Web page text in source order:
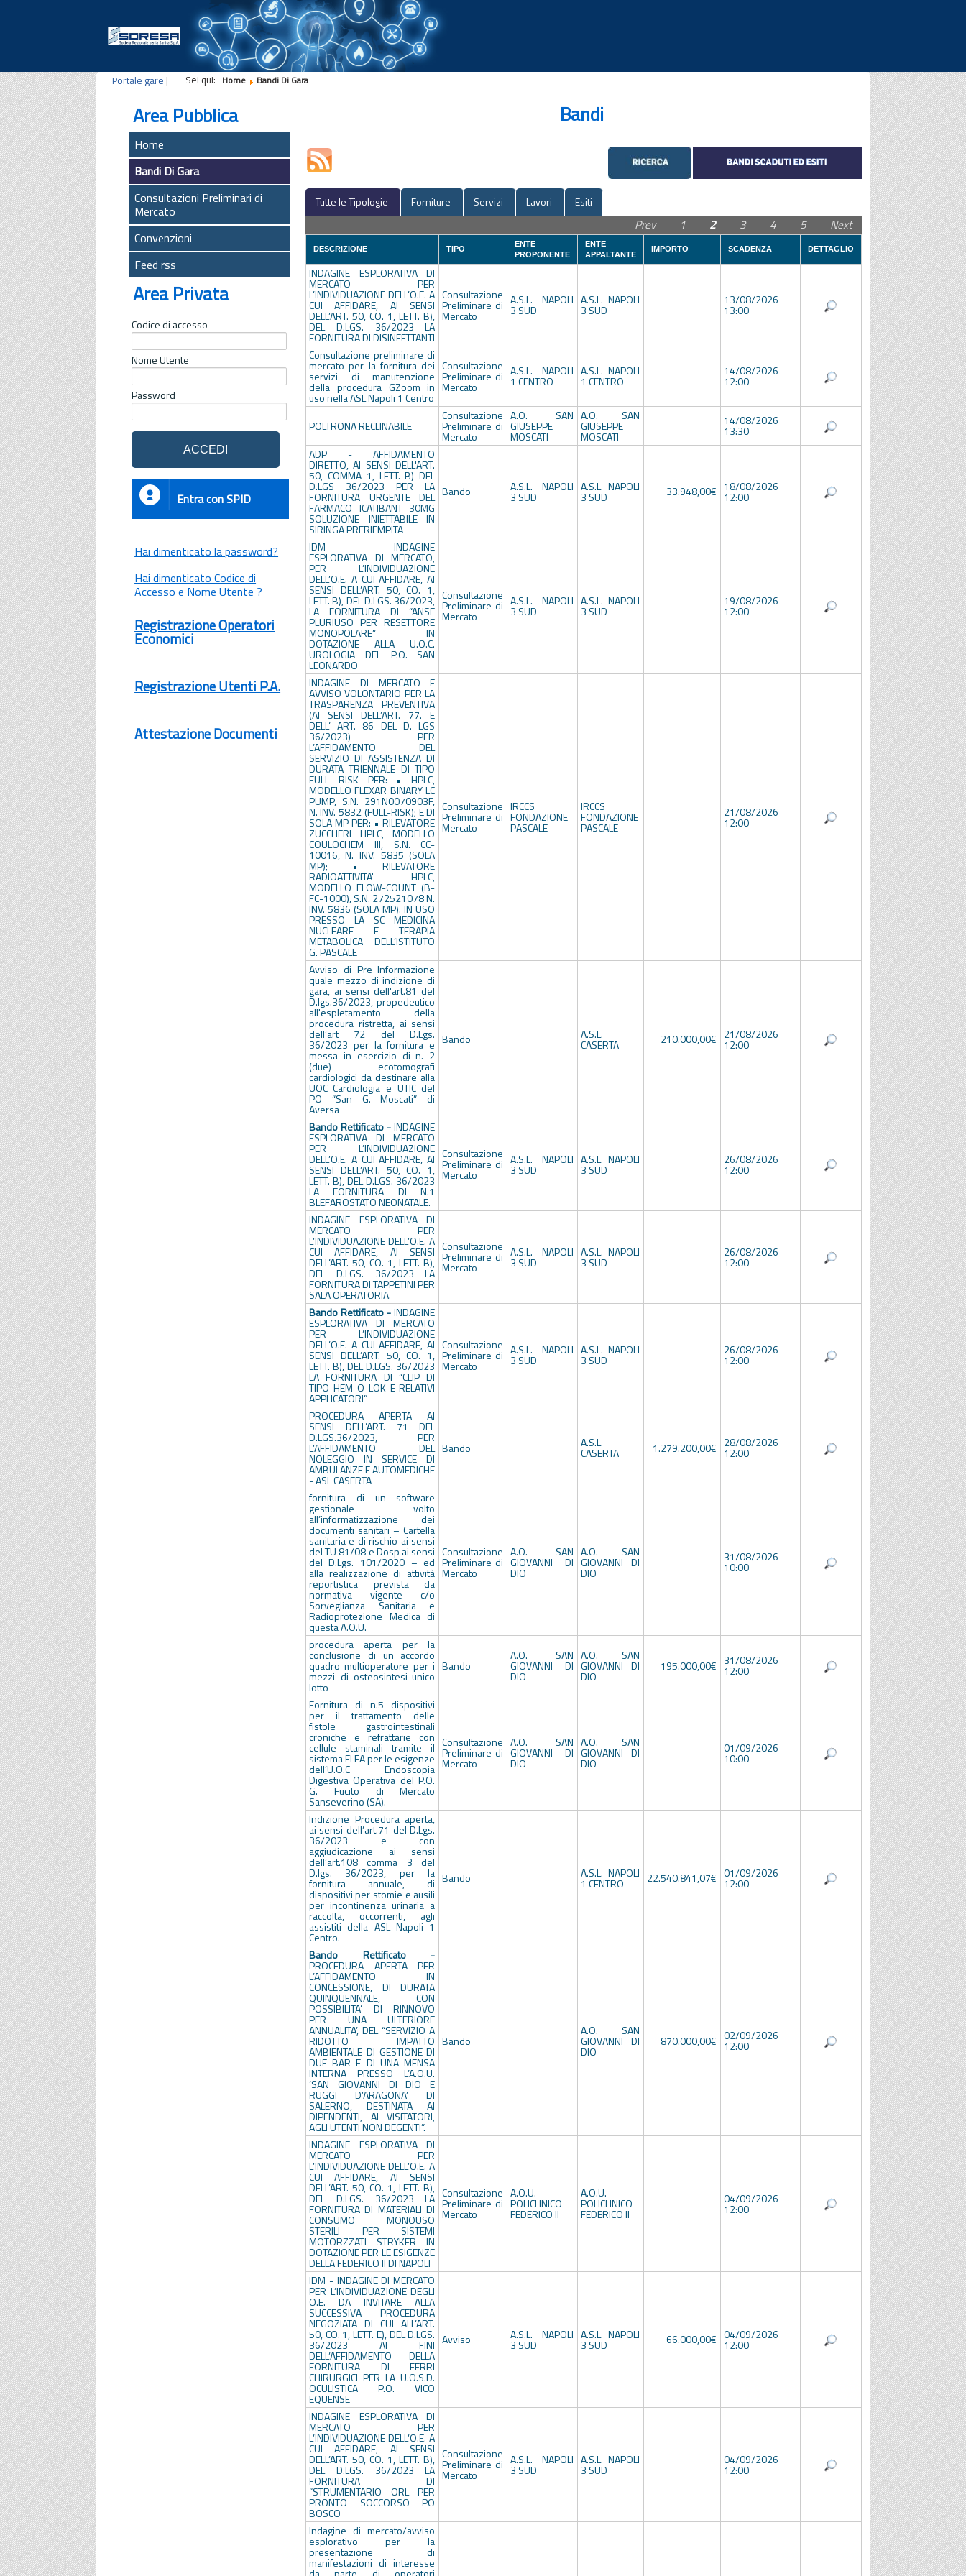
Portale gare | Sei qui: Home Bandi Di Gara
Area Pubblica
Home
Bandi Di Gara
Consultazioni Preliminari di
Mercato
Convenzioni
Feed rss
Area Privata
Codice di accesso
Nome Utente
Password
Entra con SPID
Hai dimenticato la password?
Hai dimenticato Codice di
Accesso e Nome Utente ?
Registrazione Operatori
Economici
Registrazione Utenti P.A.
Attestazione Documenti
Bandi
Tutte le Tipologie Forniture Servizi Lavori Esiti
Prev 1 2 3 4 5 Next
DESCRIZIONE TIPO
ENTE
PROPONENTE
ENTE
APPALTANTE
IMPORTO SCADENZA DETTAGLIO
INDAGINE ESPLORATIVA DI
MERCATO PER
L’INDIVIDUAZIONE DELL’O.E. A
CUI AFFIDARE, AI SENSI
DELL’ART. 50, CO. 1, LETT. B),
DEL D.LGS. 36/2023 LA
FORNITURA DI DISINFETTANTI
Consultazione
Preliminare di
Mercato
A.S.L. NAPOLI
3 SUD
A.S.L. NAPOLI
3 SUD
13/08/2026
13:00
Consultazione preliminare di
mercato per la fornitura dei
servizi di manutenzione
della procedura GZoom in
uso nella ASL Napoli 1 Centro
Consultazione
Preliminare di
Mercato
A.S.L. NAPOLI
1 CENTRO
A.S.L. NAPOLI
1 CENTRO
14/08/2026
12:00
POLTRONA RECLINABILE
Consultazione
Preliminare di
Mercato
A.O. SAN
GIUSEPPE
MOSCATI
A.O. SAN
GIUSEPPE
MOSCATI
14/08/2026
13:30
ADP - AFFIDAMENTO
DIRETTO, AI SENSI DELL'ART.
50, COMMA 1, LETT. B) DEL
D.LGS 36/2023 PER LA
FORNITURA URGENTE DEL
FARMACO ICATIBANT 30MG
SOLUZIONE INIETTABILE IN
SIRINGA PRERIEMPITA
Bando A.S.L. NAPOLI
3 SUD
A.S.L. NAPOLI
3 SUD 33.948,00€ 18/08/2026
12:00
IDM - INDAGINE
ESPLORATIVA DI MERCATO,
PER L’INDIVIDUAZIONE
DELL’O.E. A CUI AFFIDARE, AI
SENSI DELL’ART. 50, CO. 1,
LETT. B), DEL D.LGS. 36/2023,
LA FORNITURA DI “ANSE
PLURIUSO PER RESETTORE
MONOPOLARE” IN
DOTAZIONE ALLA U.O.C.
UROLOGIA DEL P.O. SAN
LEONARDO
Consultazione
Preliminare di
Mercato
A.S.L. NAPOLI
3 SUD
A.S.L. NAPOLI
3 SUD
19/08/2026
12:00
INDAGINE DI MERCATO E
AVVISO VOLONTARIO PER LA
TRASPARENZA PREVENTIVA
(AI SENSI DELL’ART. 77. E
DELL’ ART. 86 DEL D. LGS
36/2023) PER
L’AFFIDAMENTO DEL
SERVIZIO DI ASSISTENZA DI
DURATA TRIENNALE DI TIPO
FULL RISK PER: • HPLC,
MODELLO FLEXAR BINARY LC
PUMP, S.N. 291N0070903F,
N. INV. 5832 (FULL-RISK); E DI
SOLA MP PER: • RILEVATORE
ZUCCHERI HPLC, MODELLO
COULOCHEM III, S.N. CC-
10016, N. INV. 5835 (SOLA
MP); • RILEVATORE
RADIOATTIVITA' HPLC,
MODELLO FLOW-COUNT (B-
FC-1000), S.N. 272521078 N.
INV. 5836 (SOLA MP). IN USO
PRESSO LA SC MEDICINA
NUCLEARE E TERAPIA
METABOLICA DELL’ISTITUTO
G. PASCALE
Consultazione
Preliminare di
Mercato
IRCCS
FONDAZIONE
PASCALE
IRCCS
FONDAZIONE
PASCALE
21/08/2026
12:00
Avviso di Pre Informazione
quale mezzo di indizione di
gara, ai sensi dell'art.81 del
D.lgs.36/2023, propedeutico
all'espletamento della
procedura ristretta, ai sensi
dell’art 72 del D.Lgs.
36/2023 per la fornitura e
messa in esercizio di n. 2
(due) ecotomografi
cardiologici da destinare alla
UOC Cardiologia e UTIC del
PO “San G. Moscati” di
Aversa
Bando A.S.L.
CASERTA 210.000,00€ 21/08/2026
12:00
Bando Rettificato -INDAGINE
ESPLORATIVA DI MERCATO
PER L’INDIVIDUAZIONE
DELL’O.E. A CUI AFFIDARE, AI
SENSI DELL’ART. 50, CO. 1,
LETT. B), DEL D.LGS. 36/2023
LA FORNITURA DI N.1
BLEFAROSTATO NEONATALE.
Consultazione
Preliminare di
Mercato
A.S.L. NAPOLI
3 SUD
A.S.L. NAPOLI
3 SUD
26/08/2026
12:00
INDAGINE ESPLORATIVA DI
MERCATO PER
L’INDIVIDUAZIONE DELL’O.E. A
CUI AFFIDARE, AI SENSI
DELL’ART. 50, CO. 1, LETT. B),
DEL D.LGS. 36/2023 LA
FORNITURA DI TAPPETINI PER
SALA OPERATORIA.
Consultazione
Preliminare di
Mercato
A.S.L. NAPOLI
3 SUD
A.S.L. NAPOLI
3 SUD
26/08/2026
12:00
Bando Rettificato -INDAGINE
ESPLORATIVA DI MERCATO
PER L’INDIVIDUAZIONE
DELL’O.E. A CUI AFFIDARE, AI
SENSI DELL’ART. 50, CO. 1,
LETT. B), DEL D.LGS. 36/2023
LA FORNITURA DI “CLIP DI
TIPO HEM-O-LOK E RELATIVI
APPLICATORI”
Consultazione
Preliminare di
Mercato
A.S.L. NAPOLI
3 SUD
A.S.L. NAPOLI
3 SUD
26/08/2026
12:00
PROCEDURA APERTA AI
SENSI DELL’ART. 71 DEL
D.LGS.36/2023, PER
L’AFFIDAMENTO DEL
NOLEGGIO IN SERVICE DI
AMBULANZE E AUTOMEDICHE
- ASL CASERTA
Bando A.S.L.
CASERTA 1.279.200,00€ 28/08/2026
12:00
fornitura di un software
gestionale volto
all’informatizzazione dei
documenti sanitari – Cartella
sanitaria e di rischio ai sensi
del TU 81/08 e Dosp ai sensi
del D.Lgs. 101/2020 – ed
alla realizzazione di attività
reportistica prevista da
normativa vigente c/o
Sorveglianza Sanitaria e
Radioprotezione Medica di
questa A.O.U.
Consultazione
Preliminare di
Mercato
A.O. SAN
GIOVANNI DI
DIO
A.O. SAN
GIOVANNI DI
DIO
31/08/2026
10:00
procedura aperta per la
conclusione di un accordo
quadro multioperatore per i
mezzi di osteosintesi-unico
lotto
Bando
A.O. SAN
GIOVANNI DI
DIO
A.O. SAN
GIOVANNI DI
DIO
195.000,00€ 31/08/2026
12:00
Fornitura di n.5 dispositivi
per il trattamento delle
fistole gastrointestinali
croniche e refrattarie con
cellule staminali tramite il
sistema ELEA per le esigenze
dell’U.O.C Endoscopia
Digestiva Operativa del P.O.
G. Fucito di Mercato
Sanseverino (SA).
Consultazione
Preliminare di
Mercato
A.O. SAN
GIOVANNI DI
DIO
A.O. SAN
GIOVANNI DI
DIO
01/09/2026
10:00
Indizione Procedura aperta,
ai sensi dell’art.71 del D.Lgs.
36/2023 e con
aggiudicazione ai sensi
dell’art.108 comma 3 del
D.lgs. 36/2023, per la
fornitura annuale, di
dispositivi per stomie e ausili
per incontinenza urinaria a
raccolta, occorrenti, agli
assistiti della ASL Napoli 1
Centro.
Bando A.S.L. NAPOLI
1 CENTRO 22.540.841,07€ 01/09/2026
12:00
Bando Rettificato -
PROCEDURA APERTA PER
L’AFFIDAMENTO IN
CONCESSIONE, DI DURATA
QUINQUENNALE, CON
POSSIBILITA’ DI RINNOVO
PER UNA ULTERIORE
ANNUALITA’, DEL “SERVIZIO A
RIDOTTO IMPATTO
AMBIENTALE DI GESTIONE DI
DUE BAR E DI UNA MENSA
INTERNA PRESSO L’A.O.U.
‘SAN GIOVANNI DI DIO E
RUGGI D’ARAGONA’ DI
SALERNO, DESTINATA AI
DIPENDENTI, AI VISITATORI,
AGLI UTENTI NON DEGENTI”.
Bando
A.O. SAN
GIOVANNI DI
DIO
870.000,00€ 02/09/2026
12:00
INDAGINE ESPLORATIVA DI
MERCATO PER
L’INDIVIDUAZIONE DELL’O.E. A
CUI AFFIDARE, AI SENSI
DELL’ART. 50, CO. 1, LETT. B),
DEL D.LGS. 36/2023 LA
FORNITURA DI MATERIALI DI
CONSUMO MONOUSO
STERILI PER SISTEMI
MOTORZZATI STRYKER IN
DOTAZIONE PER LE ESIGENZE
DELLA FEDERICO II DI NAPOLI
Consultazione
Preliminare di
Mercato
A.O.U.
POLICLINICO
FEDERICO II
A.O.U.
POLICLINICO
FEDERICO II
04/09/2026
12:00
IDM - INDAGINE DI MERCATO
PER L’INDIVIDUAZIONE DEGLI
O.E. DA INVITARE ALLA
SUCCESSIVA PROCEDURA
NEGOZIATA DI CUI ALL’ART.
50, CO. 1, LETT. E), DEL D.LGS.
36/2023 AI FINI
DELL’AFFIDAMENTO DELLA
FORNITURA DI FERRI
CHIRURGICI PER LA U.O.S.D.
OCULISTICA P.O. VICO
EQUENSE
Avviso A.S.L. NAPOLI
3 SUD
A.S.L. NAPOLI
3 SUD 66.000,00€ 04/09/2026
12:00
INDAGINE ESPLORATIVA DI
MERCATO PER
L’INDIVIDUAZIONE DELL’O.E. A
CUI AFFIDARE, AI SENSI
DELL’ART. 50, CO. 1, LETT. B),
DEL D.LGS. 36/2023 LA
FORNITURA DI
“STRUMENTARIO ORL PER
PRONTO SOCCORSO PO
BOSCO
Consultazione
Preliminare di
Mercato
A.S.L. NAPOLI
3 SUD
A.S.L. NAPOLI
3 SUD
04/09/2026
12:00
Indagine di mercato/avviso
esplorativo per la
presentazione di
manifestazioni di interesse